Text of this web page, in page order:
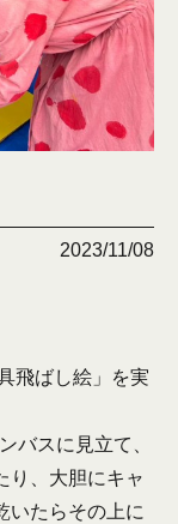
2023/11/08
飛ばし絵」を実
バスに見立て、
り、大胆にキャ
いたらその上に